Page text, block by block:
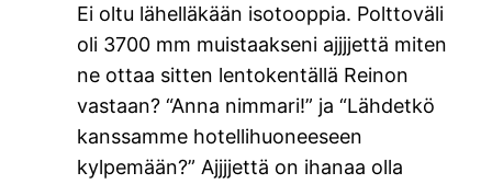
Ei oltu lähelläkään isotooppia. Polttoväli
oli 3700 mm muistaakseni ajjjjettä miten
ne ottaa sitten lentokentällä Reinon
vastaan? “Anna nimmari!” ja “Lähdetkö
kanssamme hotellihuoneeseen
kylpemään?” Ajjjjettä on ihanaa olla